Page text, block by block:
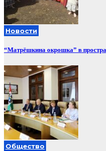
Новости
“Матрёшкина окрошка” в
Общество